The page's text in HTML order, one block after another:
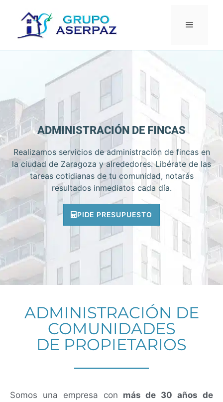
ADMINISTRACIÓN DE FINCAS
Realizamos servicios de administración de fincas en
la ciudad de Zaragoza y alrededores. Libérate de las
tareas cotidianas de tu comunidad, notarás
resultados inmediatos cada día.
PIDE PRESUPUESTO
ADMINISTRACIÓN DE
COMUNIDADES
DE PROPIETARIOS
Somos una empresa con más de 30 años de